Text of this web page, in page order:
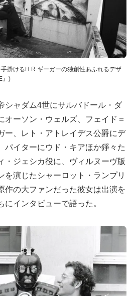
掛けるH.R.ギーガーの独創性あふれるデザ
』)
シャダム4世にサルバドール・ダ
オーソン・ウェルズ、フェイド＝
ー、レト・アトレイデス公爵にデ
パイターにウド・キアほか錚々た
・ジェシカ役に、ヴィルヌーヴ版
を演じたシャーロット・ランプリ
作の大ファンだった彼女は出演を
インタビューで語った。